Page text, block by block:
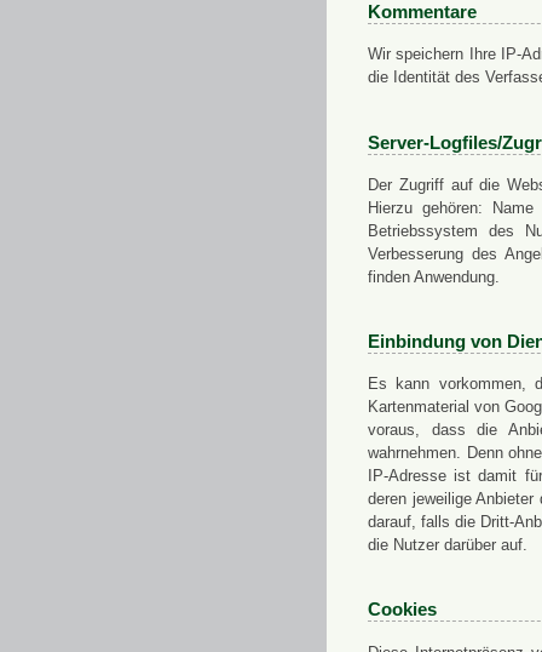
Kommentare
Wir speichern Ihre IP-
die Identität des
Server-Logfiles/
Der Zugriff auf die
Hierzu gehören:
Betriebssystem des
Verbesserung des
finden Anwendung.
Einbindung von
Es kann vorkommen,
Kartenmaterial von
voraus, dass die
wahrnehmen. Denn
IP-Adresse ist damit
deren jeweilige
darauf, falls die Dritt-
die Nutzer darüber auf.
Cookies